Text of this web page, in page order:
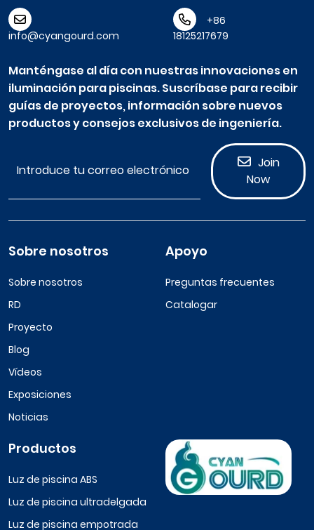
info@cyangourd.com
+86
18125217679
Manténgase al día con nuestras innovaciones en
iluminación para piscinas. Suscríbase para recibir
guías de proyectos, información sobre nuevos
productos y consejos exclusivos de ingeniería.
Join
Now
Sobre nosotros
Sobre nosotros
RD
Proyecto
Blog
Vídeos
Exposiciones
Noticias
Apoyo
Preguntas frecuentes
Catalogar
Productos
Luz de piscina ABS
Luz de piscina ultradelgada
Luz de piscina empotrada